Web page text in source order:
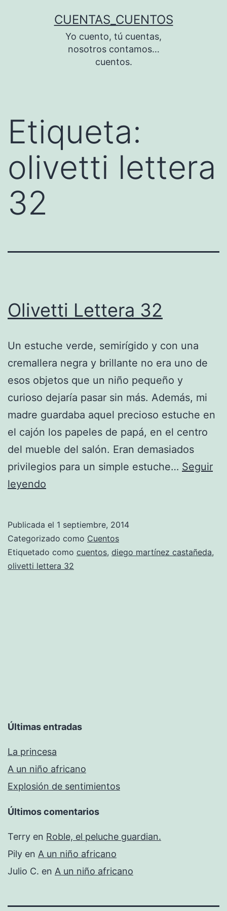
CUENTAS_CUENTOS
Yo cuento, tú cuentas,
nosotros contamos…
cuentos.
Etiqueta:
olivetti lettera
32
Olivetti Lettera 32
Un estuche verde, semirígido y con una
cremallera negra y brillante no era uno de
esos objetos que un niño pequeño y
curioso dejaría pasar sin más. Además, mi
madre guardaba aquel precioso estuche en
el cajón los papeles de papá, en el centro
del mueble del salón. Eran demasiados
privilegios para un simple estuche… Seguir
leyendo
Publicada el 1 septiembre, 2014
Categorizado como Cuentos
Etiquetado como cuentos, diego martínez castañeda,
olivetti lettera 32
Últimas entradas
La princesa
A un niño africano
Explosión de sentimientos
Últimos comentarios
Terry en Roble, el peluche guardian.
Pily en A un niño africano
Julio C. en A un niño africano